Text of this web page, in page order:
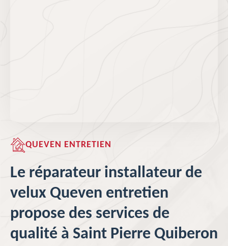
QUEVEN ENTRETIEN
Le réparateur installateur de
velux Queven entretien
propose des services de
qualité à Saint Pierre Quiberon